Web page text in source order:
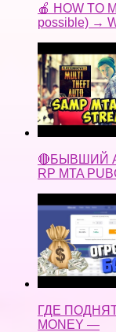
🍎 HOW TO
possible) →
🔴БЫВШИЙ
RP MTA
ГДЕ
MONEY —